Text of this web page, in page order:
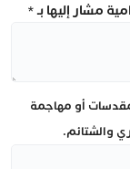
مشار إليها بـ*
أو مهاجمة
والشتائم.